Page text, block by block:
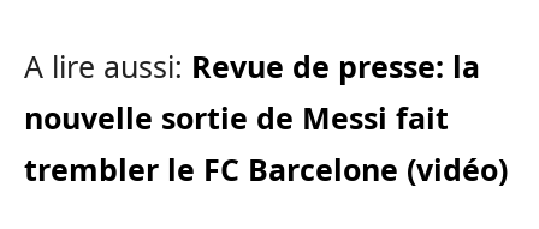
A lire aussi: Revue de presse: la
nouvelle sortie de Messi fait
trembler le FC Barcelone (vidéo)